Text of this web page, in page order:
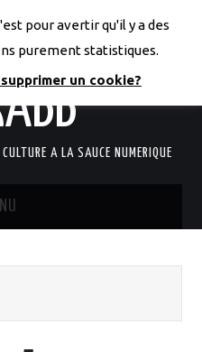
DE
A LA SAUCE NUMERIQUE
pour avertir qu'il y a des
purement statistiques.
un cookie?